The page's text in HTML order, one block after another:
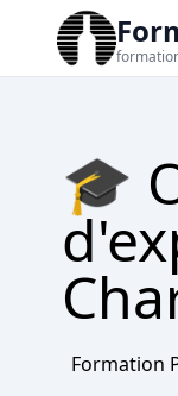
🎓
Formation